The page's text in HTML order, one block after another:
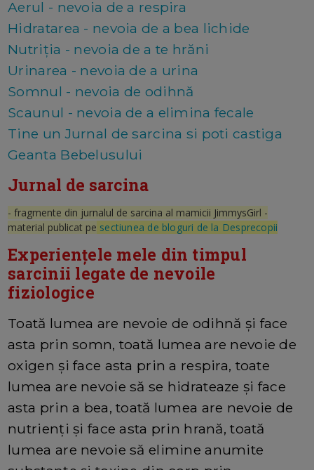
Aerul - nevoia de a respira
Hidratarea - nevoia de a bea lichide
Nutriția - nevoia de a te hrăni
Urinarea - nevoia de a urina
Somnul - nevoia de odihnă
Scaunul - nevoia de a elimina fecale
Tine un Jurnal de sarcina si poti castiga
Geanta Bebelusului
Jurnal de sarcina
- fragmente din jurnalul de sarcina al mamicii JimmysGirl -
material publicat pe sectiunea de bloguri de la Desprecopii
Experiențele mele din timpul
sarcinii legate de nevoile
fiziologice
Toată lumea are nevoie de odihnă și face
asta prin somn, toată lumea are nevoie de
oxigen și face asta prin a respira, toate
lumea are nevoie să se hidrateaze și face
asta prin a bea, toată lumea are nevoie de
nutrienți și face asta prin hrană, toată
lumea are nevoie să elimine anumite